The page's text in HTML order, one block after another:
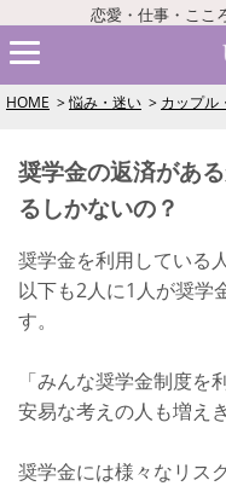
恋愛・仕事・ここ
HOME 悩み・迷い カップル
奨学金の返済があ
るしかないの？
奨学金を利用している
以下も2人に1人が奨学
す。
「みんな奨学金制度を
安易な考えの人も増え
奨学金には様々なリス